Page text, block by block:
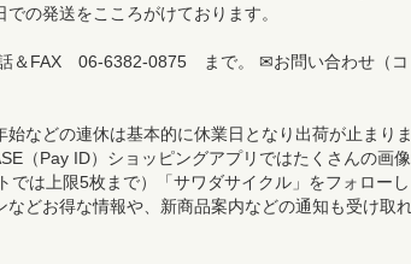
の発送をこころがけております。
＆FAX 06-6382-0875 まで。 ✉お問い合わせ（コ
などの連休は基本的に休業日となり出荷が止まり
（Pay ID）ショッピングアプリではたくさんの画像
では上限5枚まで）「サワダサイクル」をフォローし
などお得な情報や、新商品案内などの通知も受け取